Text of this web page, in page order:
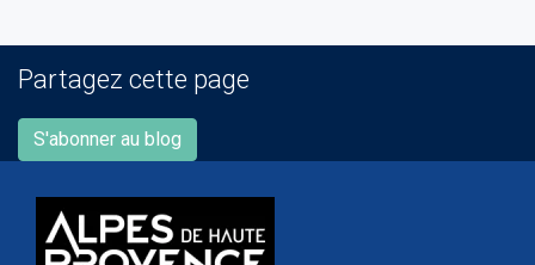
Partagez cette page
S'abonner au blog